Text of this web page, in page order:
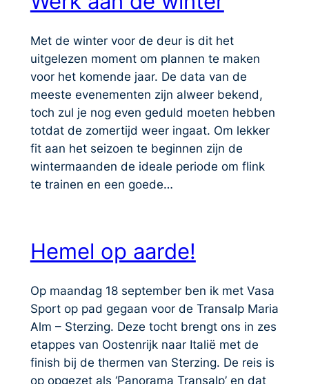
Met de winter voor de deur is dit het
uitgelezen moment om plannen te maken
voor het komende jaar. De data van de
meeste evenementen zijn alweer bekend,
toch zul je nog even geduld moeten hebben
totdat de zomertijd weer ingaat. Om lekker
fit aan het seizoen te beginnen zijn de
wintermaanden de ideale periode om flink
te trainen en een goede…
Hemel op aarde!
Op maandag 18 september ben ik met Vasa
Sport op pad gegaan voor de Transalp Maria
Alm – Sterzing. Deze tocht brengt ons in zes
etappes van Oostenrijk naar Italië met de
finish bij de thermen van Sterzing. De reis is
op opgezet als ‘Panorama Transalp’ en dat